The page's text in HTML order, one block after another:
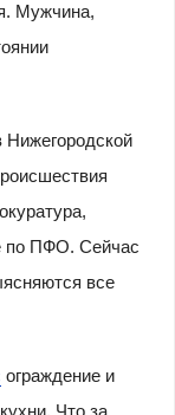
Мужчина,
Нижегородской
по ПФО. Сейчас
все
ограждение и
Что за